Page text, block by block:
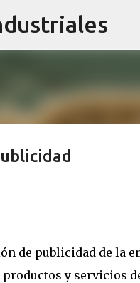
de publicidad de la
y servicios